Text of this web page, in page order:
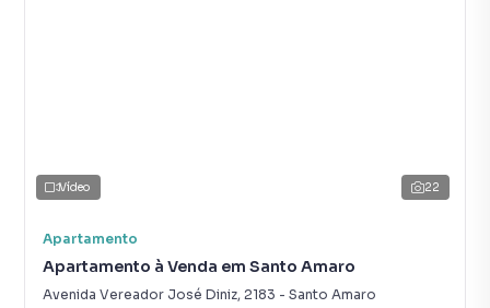
22
Vídeo
Apartamento
Apartamento à Venda em Santo Amaro
Avenida Vereador José Diniz, 2183 - Santo Amaro